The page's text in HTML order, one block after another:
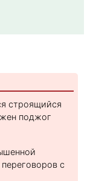
строящийся
поджог
с